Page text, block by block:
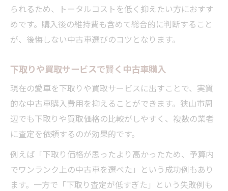
られるため、トータルコストを低く抑えたい方におすす
めです。購入後の維持費も含めて総合的に判断すること
が、後悔しない中古車選びのコツとなります。
下取りや買取サービスで賢く中古車購入
現在の愛車を下取りや買取サービスに出すことで、実質
的な中古車購入費用を抑えることができます。狭山市周
辺でも下取りや買取価格の比較がしやすく、複数の業者
に査定を依頼するのが効果的です。
例えば「下取り価格が思ったより高かったため、予算内
でワンランク上の中古車を選べた」という成功例もあり
ます。一方で「下取り査定が低すぎた」という失敗例も